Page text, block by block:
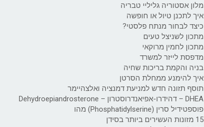
מלון אסטוריה גליליי טבריה
איך לתכנן טיול או חופשה
כיצד לבחור מנתח פלסטי?
מתכון לשניצל טעים
מתכון לחמין מרוקאי
מדפסת לייזר למשרד
בניה והקמת בריכות שחיה
איך להימנע ממחלת הסרטן
תוסף תזונה חדש למניעת דמנציה ואלצהיימר
DHEA – דהידרו-אפיאנדרוסטרון – Dehydroepiandrosterone
פוספטידיל סרין (Phosphatidylserine) מהו
15 מזונות העשירים ביותר בסידן